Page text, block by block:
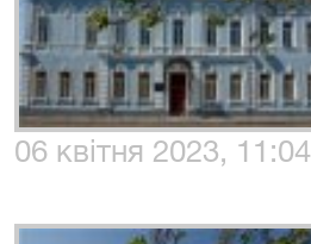
06 квітня 2023, 11:04